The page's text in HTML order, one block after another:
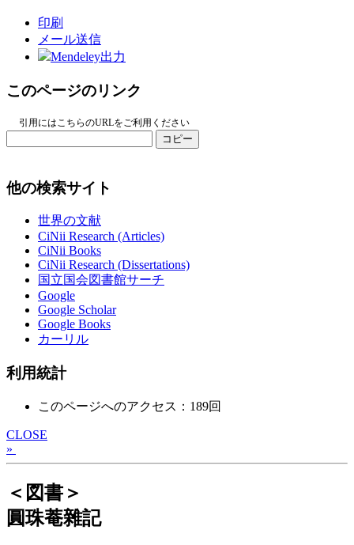
印刷
メール送信
Mendeley出力
このページのリンク
引用にはこちらのURLをご利用ください
コピー
他の検索サイト
世界の文献
CiNii Research (Articles)
CiNii Books
CiNii Research (Dissertations)
国立国会図書館サーチ
Google
Google Scholar
Google Books
カーリル
利用統計
このページへのアクセス：189回
CLOSE
»
＜図書＞
圓珠菴雜記